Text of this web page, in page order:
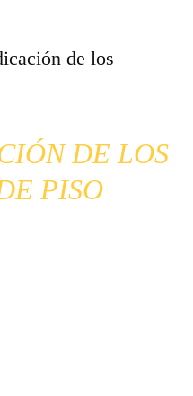
de los
DE LOS
PISO